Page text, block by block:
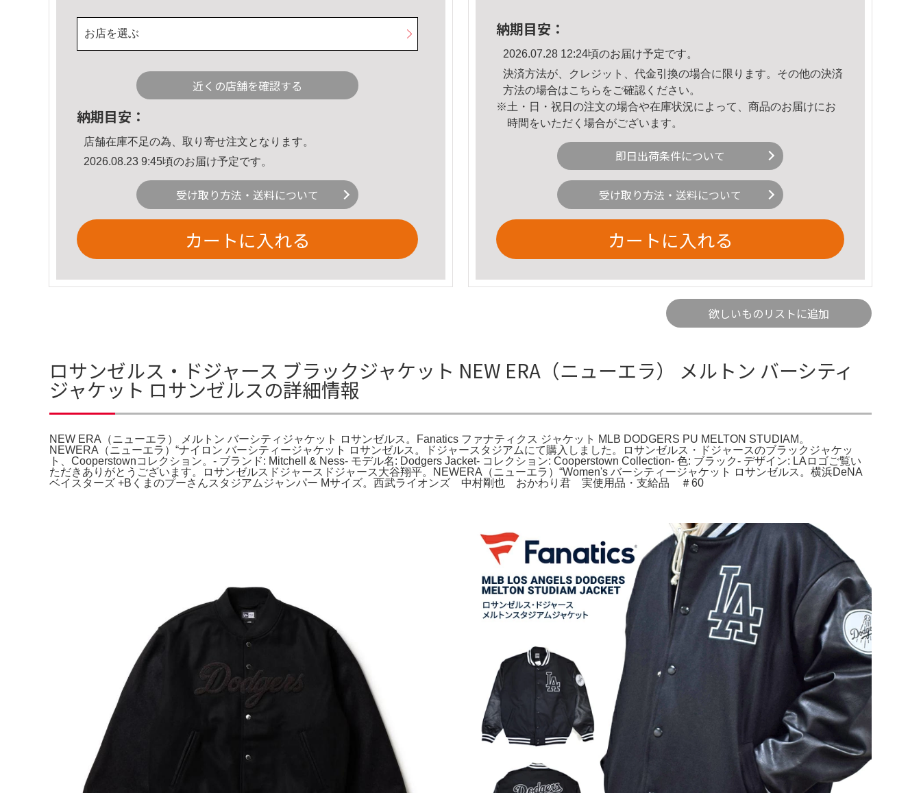
お店を選ぶ
近くの店舗を確認する
納期目安：
店舗在庫不足の為、取り寄せ注文となります。
2026.08.23 9:45頃のお届け予定です。
受け取り方法・送料について
カートに入れる
納期目安：
2026.07.28 12:24頃のお届け予定です。
決済方法が、クレジット、代金引換の場合に限ります。その他の決済
方法の場合はこちら をご確認ください。
※土・日・祝日の注文の場合や在庫状況によって、商品のお届けにお
時間をいただく場合がございます。
即日出荷条件について
受け取り方法・送料について
カートに入れる
欲しいものリストに追加
ロサンゼルス・ドジャース ブラックジャケット NEW ERA（ニューエラ） メルトン バーシティ
ジャケット ロサンゼルスの詳細情報
NEW ERA（ニューエラ） メルトン バーシティジャケット ロサンゼルス。Fanatics ファナティクス ジャケット MLB DODGERS PU MELTON STUDIAM。
NEWERA（ニューエラ）“ナイロン バーシティージャケット ロサンゼルス。ドジャースタジアムにて購入しました。ロサンゼルス・ドジャースのブラックジャケッ
ト、Cooperstownコレクション。- ブランド: Mitchell & Ness- モデル名: Dodgers Jacket- コレクション: Cooperstown Collection- 色: ブラック- デザイン: LAロゴご覧い
ただきありがとうございます。ロサンゼルスドジャースドジャース大谷翔平。NEWERA（ニューエラ）“Women's バーシティージャケット ロサンゼルス。横浜DeNA
ベイスターズ +Bくまのプーさんスタジアムジャンパー Mサイズ。西武ライオンズ 中村剛也 おかわり君 実使用品・支給品 ＃60